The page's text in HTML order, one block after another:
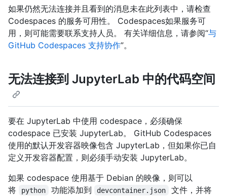
如果仍然无法连接并且看到的消息未在此列表中，请检查
Codespaces 的服务可用性。 Codespaces如果服务可
用，则可能需要联系支持人员。 有关详细信息，请参阅“与
GitHub Codespaces 支持协作”。
无法连接到 JupyterLab 中的代码空间
要在 JupyterLab 中使用 codespace，必须确保
codespace 已安装 JupyterLab。 GitHub Codespaces
使用的默认开发容器映像包含 JupyterLab，但如果你已自
定义开发容器配置，则必须手动安装 JupyterLab。
如果 codespace 使用基于 Debian 的映像，则可以
将
python 功能添加到 devcontainer.json 文件，并将